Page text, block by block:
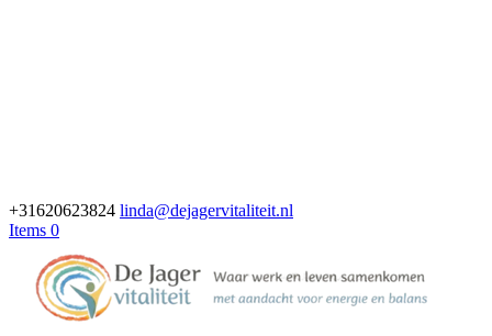
+31620623824 linda@dejagervitaliteit.nl
Items 0